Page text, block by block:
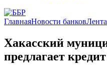
ГлавнаяНовости банков
Хакасский
предлагает